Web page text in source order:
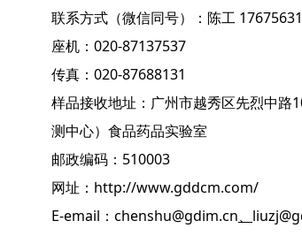
联系方式（微信同号）：陈工
座机：020-87137537
传真：020-87688131
样品接收地址：广州市越秀区先烈中路
测中心）食品药品实验室
邮政编码：510003
网址： http://www.gddcm.com/
E-email： chenshu@gdim.cn、